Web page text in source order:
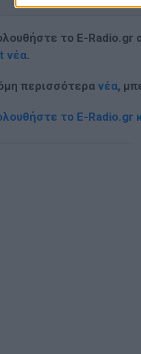
το E-Radio.gr
νέα.
περισσότερανέα,
το E-Radio.gr